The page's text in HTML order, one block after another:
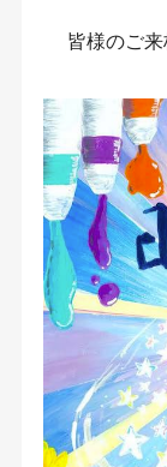
皆様のご来